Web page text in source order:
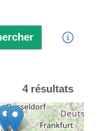
4 résultats